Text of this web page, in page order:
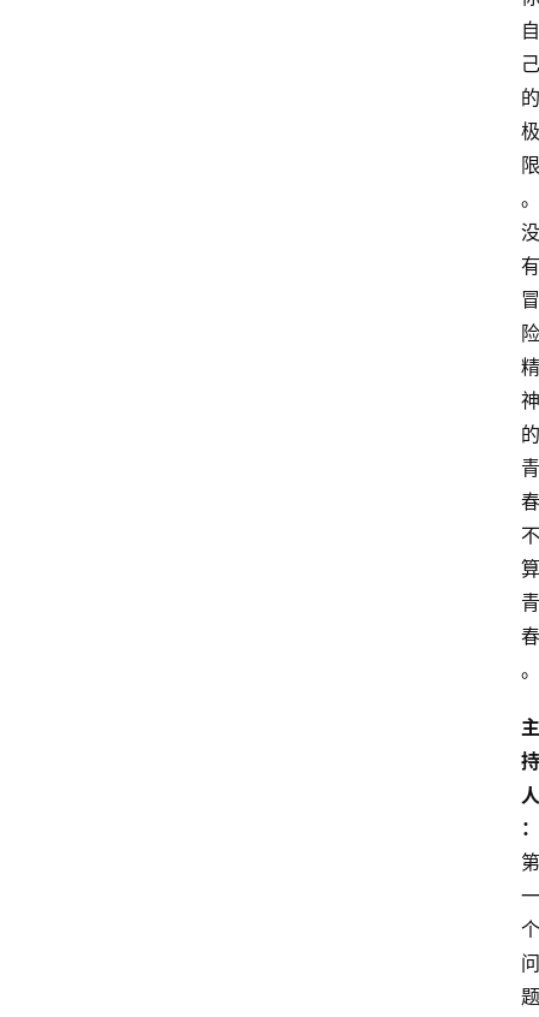
自
己
的
极
限
。
没
有
冒
险
精
神
的
青
春
不
算
青
春
。
主
持
人
：
第
一
个
问
题